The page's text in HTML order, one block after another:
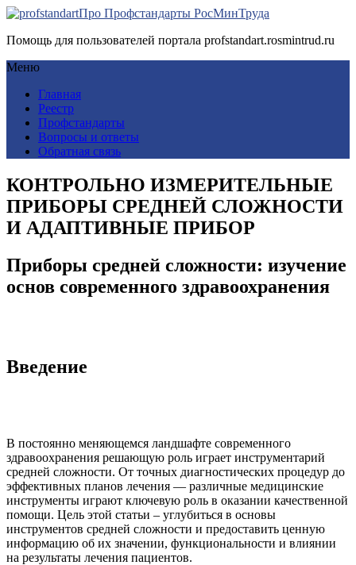
Про Профстандарты РосМинТруда
Помощь для пользователей портала profstandart.rosmintrud.ru
Меню
Главная
Реестр
Профстандарты
Вопросы и ответы
Обратная связь
КОНТРОЛЬНО ИЗМЕРИТЕЛЬНЫЕ
ПРИБОРЫ СРЕДНЕЙ СЛОЖНОСТИ
И АДАПТИВНЫЕ ПРИБОР
Приборы средней сложности: изучение
основ современного здравоохранения
Введение
В постоянно меняющемся ландшафте современного
здравоохранения решающую роль играет инструментарий
средней сложности. От точных диагностических процедур до
эффективных планов лечения — различные медицинские
инструменты играют ключевую роль в оказании качественной
помощи. Цель этой статьи – углубиться в основы
инструментов средней сложности и предоставить ценную
информацию об их значении, функциональности и влиянии
на результаты лечения пациентов.